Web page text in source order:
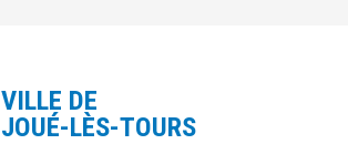
VILLE DE
JOUÉ-LÈS-TOURS